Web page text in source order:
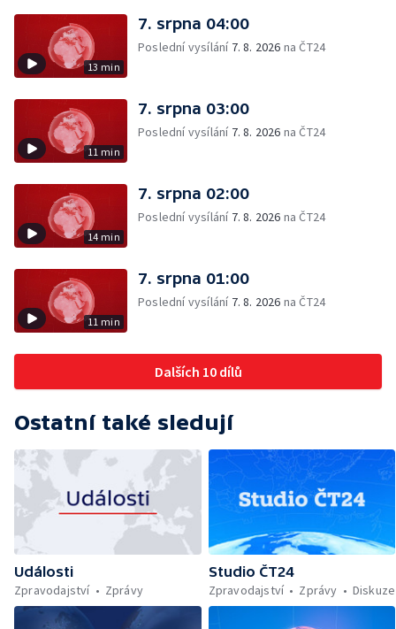
13 min
7. srpna 04:00
Poslední vysílání 7. 8. 2026 na ČT24
11 min
7. srpna 03:00
Poslední vysílání 7. 8. 2026 na ČT24
14 min
7. srpna 02:00
Poslední vysílání 7. 8. 2026 na ČT24
11 min
7. srpna 01:00
Poslední vysílání 7. 8. 2026 na ČT24
Dalších 10 dílů
Ostatní také sledují
Události
Zpravodajství
Zprávy
Studio ČT24
Zpravodajství
Zprávy Diskuze